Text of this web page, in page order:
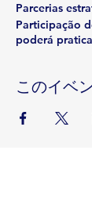
Parcerias
Participação
poderá
このイベ